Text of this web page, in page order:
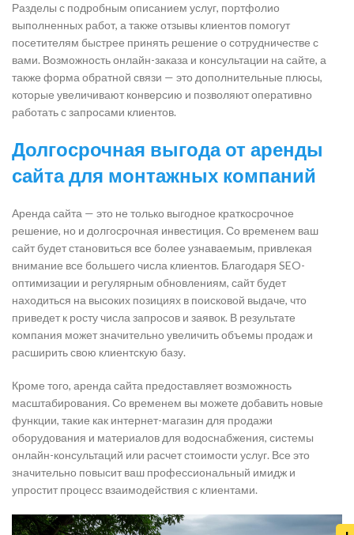
Разделы с подробным описанием услуг, портфолио
выполненных работ, а также отзывы клиентов помогут
посетителям быстрее принять решение о сотрудничестве с
вами. Возможность онлайн-заказа и консультации на сайте, а
также форма обратной связи — это дополнительные плюсы,
которые увеличивают конверсию и позволяют оперативно
работать с запросами клиентов.
Долгосрочная выгода от аренды
сайта для монтажных компаний
Аренда сайта — это не только выгодное краткосрочное
решение, но и долгосрочная инвестиция. Со временем ваш
сайт будет становиться все более узнаваемым, привлекая
внимание все большего числа клиентов. Благодаря SEO-
оптимизации и регулярным обновлениям, сайт будет
находиться на высоких позициях в поисковой выдаче, что
приведет к росту числа запросов и заявок. В результате
компания может значительно увеличить объемы продаж и
расширить свою клиентскую базу.
Кроме того, аренда сайта предоставляет возможность
масштабирования. Со временем вы можете добавить новые
функции, такие как интернет-магазин для продажи
оборудования и материалов для водоснабжения, системы
онлайн-консультаций или расчет стоимости услуг. Все это
значительно повысит ваш профессиональный имидж и
упростит процесс взаимодействия с клиентами.